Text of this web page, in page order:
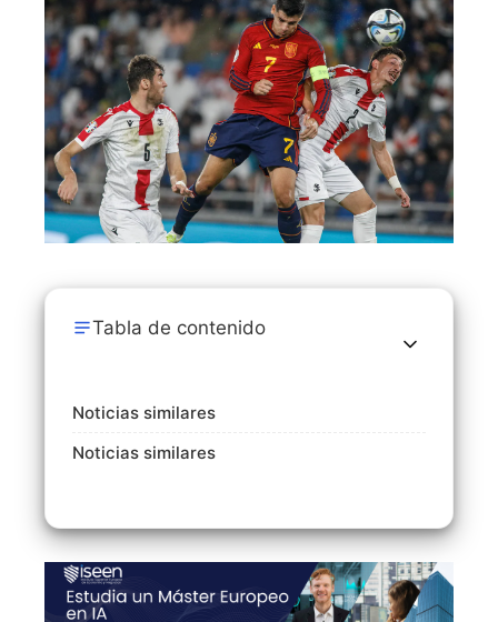
Tabla de contenido
Noticias similares
Noticias similares